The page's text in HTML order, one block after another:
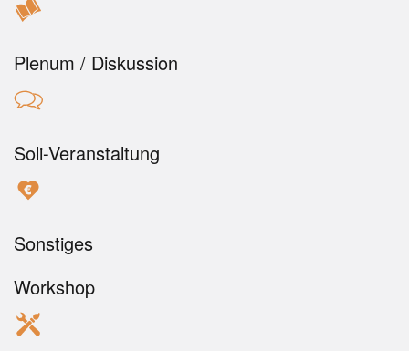
Plenum / Diskussion
Soli-Veranstaltung
Sonstiges
Workshop